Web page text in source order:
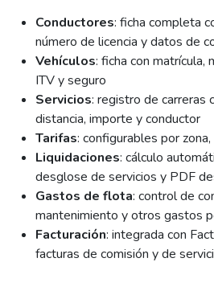
Conductores: ficha completa
número de licencia y datos de
Vehículos: ficha con matrícula,
ITV y seguro
Servicios: registro de carreras
distancia, importe y conductor
Tarifas: configurables por
Liquidaciones: cálculo
desglose de servicios y PDF
Gastos de flota: control de
mantenimiento y otros gastos
Facturación: integrada con
facturas de comisión y de